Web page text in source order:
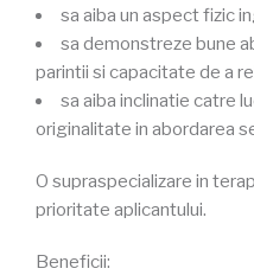
sa aiba un aspect fizic
sa demonstreze bune
parintii si capacitate de a
sa aiba inclinatie catre
originalitate in abordarea
O supraspecializare in
prioritate aplicantului.
Beneficii: